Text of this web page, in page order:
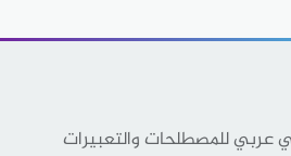
عربي للمصطلحات والتعبيرات